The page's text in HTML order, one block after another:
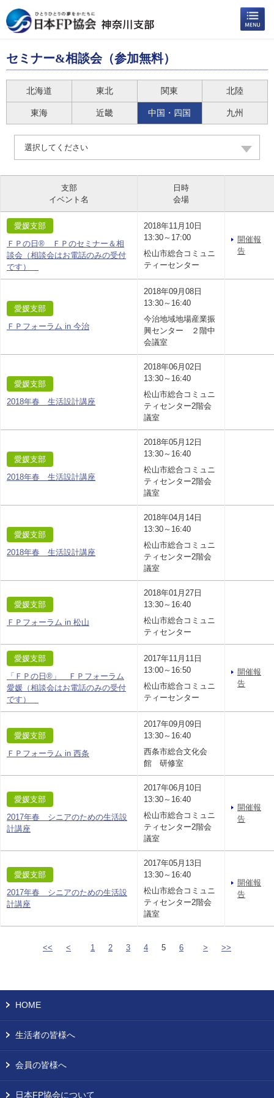
セミナー&相談会（参加無料）
北海道 東北 関東 北陸
東海 近畿 中国・四国 九州
選択してください
支部
イベント名
日時
会場
愛媛支部
ＦＰの日® ＦＰのセミナー＆相
談会（相談会はお電話のみの受付
です）
2018年11月10日
13:30～17:00
松山市総合コミュニ
ティーセンター
開催報
告
愛媛支部
ＦＰフォーラム in 今治
2018年09月08日
13:30～16:40
今治地域地場産業振
興センター ２階中
会議室
愛媛支部
2018年春 生活設計講座
2018年06月02日
13:30～16:40
松山市総合コミュニ
ティセンター2階会
議室
愛媛支部
2018年春 生活設計講座
2018年05月12日
13:30～16:40
松山市総合コミュニ
ティセンター2階会
議室
愛媛支部
2018年春 生活設計講座
2018年04月14日
13:30～16:40
松山市総合コミュニ
ティセンター2階会
議室
愛媛支部
ＦＰフォーラム in 松山
2018年01月27日
13:30～16:40
松山市総合コミュニ
ティセンター
愛媛支部
「ＦＰの日®」 ＦＰフォーラム
愛媛（相談会はお電話のみの受付
です）
2017年11月11日
13:00～16:50
松山市総合コミュニ
ティーセンター
開催報
告
愛媛支部
ＦＰフォーラム in 西条
2017年09月09日
13:30～16:40
西条市総合文化会
館 研修室
愛媛支部
2017年春 シニアのための生活設
計講座
2017年06月10日
13:30～16:40
松山市総合コミュニ
ティセンター2階会
議室
開催報
告
愛媛支部
2017年春 シニアのための生活設
計講座
2017年05月13日
13:30～16:40
松山市総合コミュニ
ティセンター2階会
議室
開催報
告
<< < 1 2 3 4 5 6 > >>
HOME
生活者の皆様へ
会員の皆様へ
日本FP協会について